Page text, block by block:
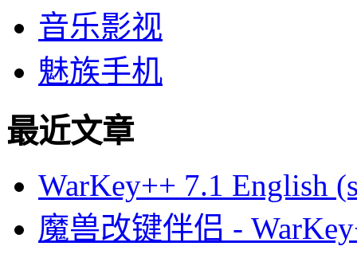
音乐影视
魅族手机
最近文章
WarKey++ 7.1 English
魔兽改键伴侣 -